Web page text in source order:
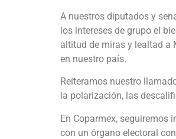
A nuestros diputados y
los intereses de grupo el
altitud de miras y lealtad a
en nuestro país.
Reiteramos nuestro
la polarización, las
En Coparmex, seguiremos
con un órgano electoral